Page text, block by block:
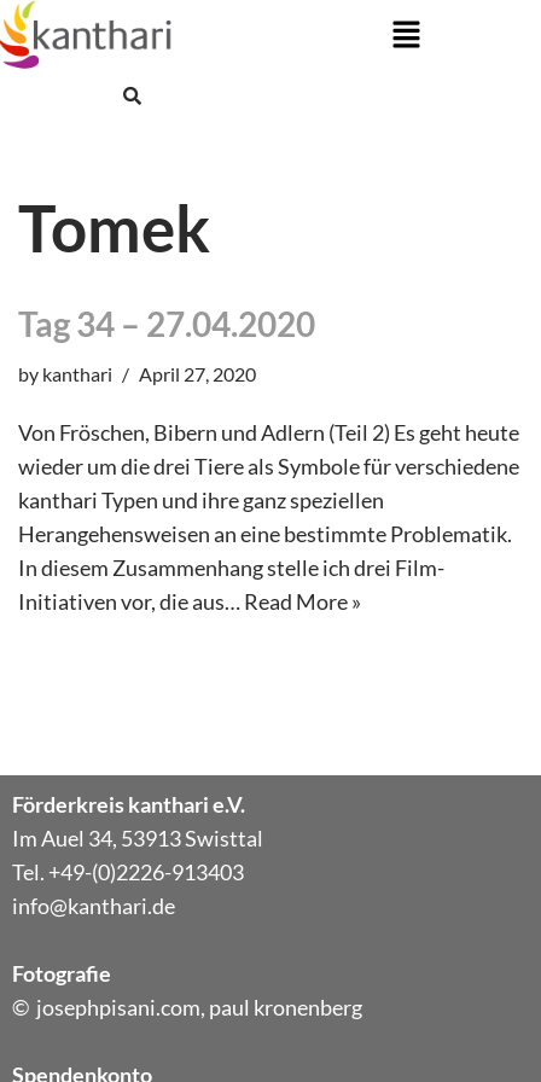
Skip
Tomek
Tag 34 – 27.04.2020
by kanthari April 27, 2020
Von Fröschen, Bibern und Adlern (Teil 2) Es geht heute
wieder um die drei Tiere als Symbole für verschiedene
kanthari Typen und ihre ganz speziellen
Herangehensweisen an eine bestimmte Problematik.
In diesem Zusammenhang stelle ich drei Film-
Initiativen vor, die aus…Read More »
Förderkreis kanthari e.V.
Im Auel 34, 53913 Swisttal
Tel. +49-(0)2226-913403
info@kanthari.de
Fotografie
© josephpisani.com, paul kronenberg
Spendenkonto